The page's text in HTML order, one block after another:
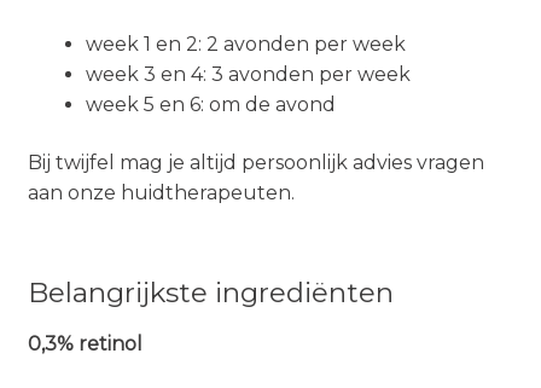
week 1 en 2: 2 avonden per week
week 3 en 4: 3 avonden per week
week 5 en 6: om de avond
Bij twijfel mag je altijd persoonlijk advies vragen
aan onze huidtherapeuten.
Belangrijkste ingrediënten
0,3% retinol